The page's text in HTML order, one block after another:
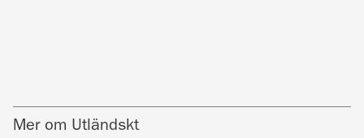
Mer om Utländskt